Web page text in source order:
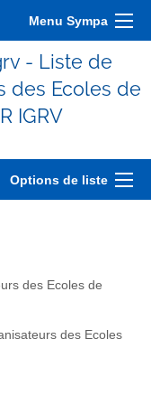
Menu Sympa
- Liste de
des Ecoles de
IGRV
Options de liste
des Ecoles de
des Ecoles